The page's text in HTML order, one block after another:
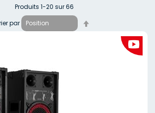
Produits 1-20 sur66
par
décroissant